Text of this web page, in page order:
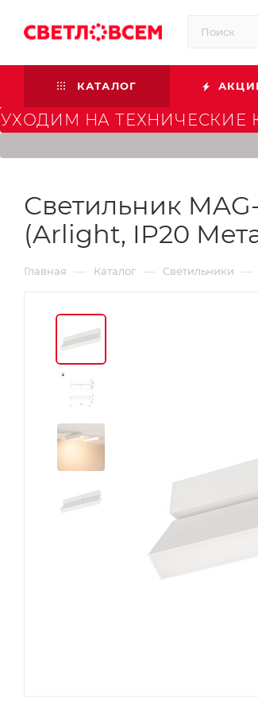
КАТАЛОГ
УХОДИМ НА ТЕХНИЧЕСКИЕ
Светильник
(Arlight, IP20
Главная — Каталог — Светильники —